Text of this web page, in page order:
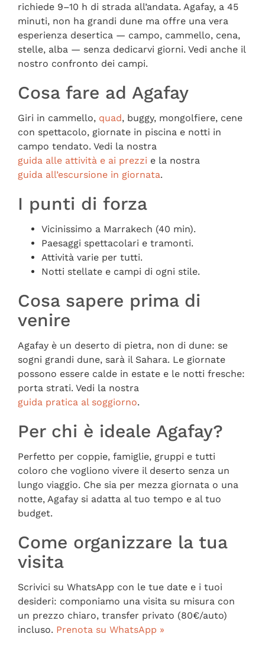
richiede 9–10 h di strada all’andata. Agafay, a 45
minuti, non ha grandi dune ma offre una vera
esperienza desertica — campo, cammello, cena,
stelle, alba — senza dedicarvi giorni. Vedi anche il
nostro confronto dei campi.
Cosa fare ad Agafay
Giri in cammello, quad, buggy, mongolfiere, cene
con spettacolo, giornate in piscina e notti in
campo tendato. Vedi la nostra
guida alle attività e ai prezzi e la nostra
guida all’escursione in giornata.
I punti di forza
Vicinissimo a Marrakech (40 min).
Paesaggi spettacolari e tramonti.
Attività varie per tutti.
Notti stellate e campi di ogni stile.
Cosa sapere prima di
venire
Agafay è un deserto di pietra, non di dune: se
sogni grandi dune, sarà il Sahara. Le giornate
possono essere calde in estate e le notti fresche:
porta strati. Vedi la nostra
guida pratica al soggiorno.
Per chi è ideale Agafay?
Perfetto per coppie, famiglie, gruppi e tutti
coloro che vogliono vivere il deserto senza un
lungo viaggio. Che sia per mezza giornata o una
notte, Agafay si adatta al tuo tempo e al tuo
budget.
Come organizzare la tua
visita
Scrivici su WhatsApp con le tue date e i tuoi
desideri: componiamo una visita su misura con
un prezzo chiaro, transfer privato (80€/auto)
incluso. Prenota su WhatsApp »